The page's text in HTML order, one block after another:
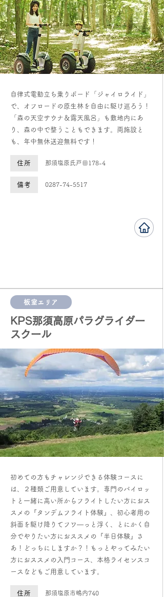
自律式電動立ち乗りボード「ジャイロライド」
で、オフロードの原生林を自由に駆け巡ろう！
「森の天空サウナ＆露天風呂」も敷地内にあ
り、森の中で整うこともできます。両施設と
も、年中無休送迎無料です！
住所 那須塩原氏戸田178-4
備考 0287-74-5517
板室エリア
KPS那須高原パラグライダー
スクール
初めての方もチャレンジできる体験コースに
は、２種類ご用意しています。専門のパイロッ
トと一緒に高い所からフライトしたい方におス
スメの『タンデムフライト体験』、初心者用の
斜面を駆け降りてフワ―っと浮く、とにかく自
分でやりたい方におススメの『半日体験』さ
あ！どっちにしますか？！もっとやってみたい
方におススメの入門コース、本格ライセンスコ
ースなどもご用意しています。
住所 那須塩原市鴫内740